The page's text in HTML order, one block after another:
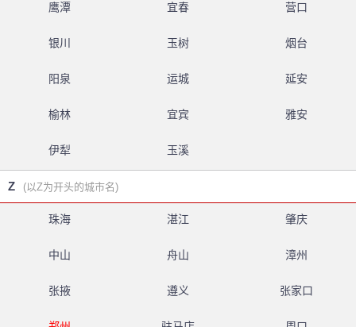
鹰潭 宜春 营口
银川 玉树 烟台
阳泉 运城 延安
榆林 宜宾 雅安
伊犁 玉溪
Z (以Z为开头的城市名)
珠海 湛江 肇庆
中山 舟山 漳州
张掖 遵义 张家口